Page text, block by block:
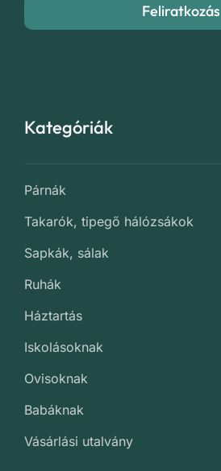
Feliratkozás
Kategóriák
Párnák
Takarók, tipegő hálózsákok
Sapkák, sálak
Ruhák
Háztartás
Iskolásoknak
Ovisoknak
Babáknak
Vásárlási utalvány